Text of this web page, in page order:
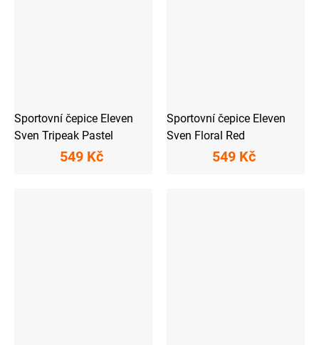
Sportovní čepice Eleven
Sven Tripeak Pastel
549 Kč
Sportovní čepice Eleven
Sven Floral Red
549 Kč